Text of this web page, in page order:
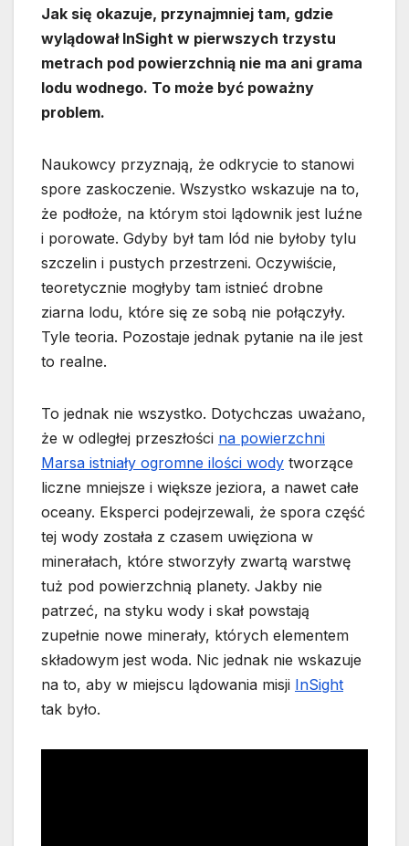
Jak się okazuje, przynajmniej tam, gdzie
wylądował InSight w pierwszych trzystu
metrach pod powierzchnią nie ma ani grama
lodu wodnego. To może być poważny
problem.
Naukowcy przyznają, że odkrycie to stanowi
spore zaskoczenie. Wszystko wskazuje na to,
że podłoże, na którym stoi lądownik jest luźne
i porowate. Gdyby był tam lód nie byłoby tylu
szczelin i pustych przestrzeni. Oczywiście,
teoretycznie mogłyby tam istnieć drobne
ziarna lodu, które się ze sobą nie połączyły.
Tyle teoria. Pozostaje jednak pytanie na ile jest
to realne.
To jednak nie wszystko. Dotychczas uważano,
że w odległej przeszłości na powierzchni
Marsa istniały ogromne ilości wody tworzące
liczne mniejsze i większe jeziora, a nawet całe
oceany. Eksperci podejrzewali, że spora część
tej wody została z czasem uwięziona w
minerałach, które stworzyły zwartą warstwę
tuż pod powierzchnią planety. Jakby nie
patrzeć, na styku wody i skał powstają
zupełnie nowe minerały, których elementem
składowym jest woda. Nic jednak nie wskazuje
na to, aby w miejscu lądowania misji InSight
tak było.